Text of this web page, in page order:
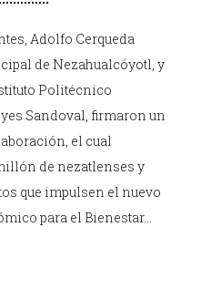
Adolfo Cerqueda
de Nezahualcóyotl, y
Politécnico
Sandoval, firmaron un
el cual
de nezatlenses y
que impulsen el nuevo
para el Bienestar…